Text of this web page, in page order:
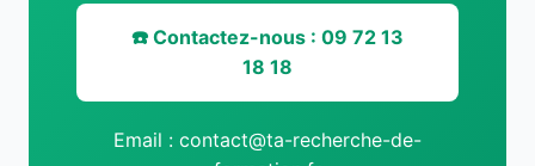
☎️ Contactez-nous : 09 72 13
18 18
Email : contact@ta-recherche-de-